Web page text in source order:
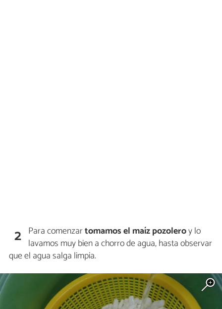
2 Para comenzartomamos el maíz pozoleroy lo
lavamos muy bien a chorro de agua, hasta observar
que el agua salga limpia.